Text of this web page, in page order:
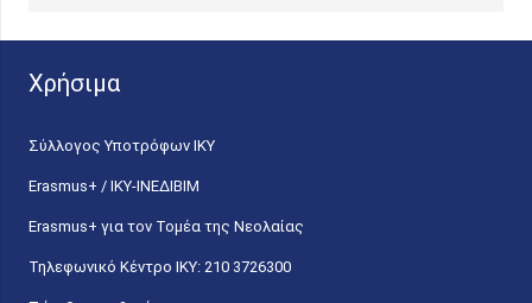
Χρήσιμα
Σύλλογος Υποτρόφων ΙΚΥ
Erasmus+ / ΙΚΥ-ΙΝΕΔΙΒΙΜ
Erasmus+ για τον Τομέα της Νεολαίας
Τηλεφωνικό Κέντρο IKY: 210 3726300